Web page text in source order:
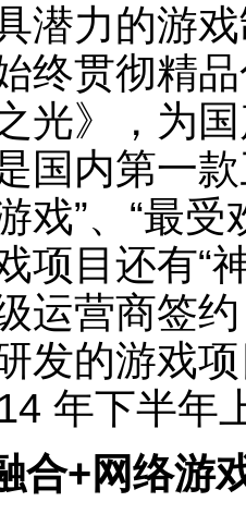
力的游戏
终贯彻精
光》，为
国内第一
戏”、“最
项目还有“
运营商签
发的游戏
年下半年
合+网络游